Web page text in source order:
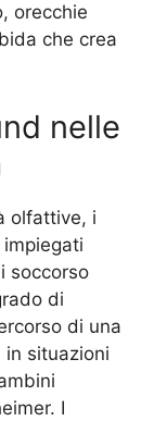
orecchie
che crea
nelle
olfattive, i
soccorso
di
di una
in situazioni
I